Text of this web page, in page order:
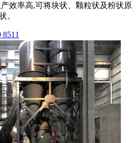
效率高,可将块状、颗粒状及粉状原
。